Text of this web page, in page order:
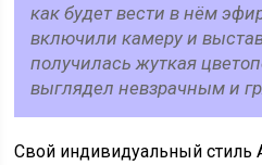
как будет вести в нём
включили камеру и
получилась жуткая
выглядел невзрачным и
Свой индивидуальный стиль